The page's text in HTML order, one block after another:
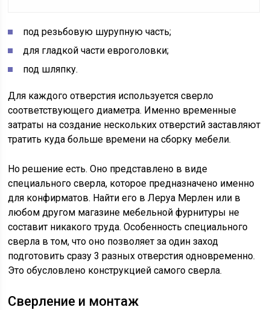
под резьбовую шурупную часть;
для гладкой части евроголовки;
под шляпку.
Для каждого отверстия используется сверло
соответствующего диаметра. Именно временные
затраты на создание нескольких отверстий заставляют
тратить куда больше времени на сборку мебели.
Но решение есть. Оно представлено в виде
специального сверла, которое предназначено именно
для конфирматов. Найти его в Леруа Мерлен или в
любом другом магазине мебельной фурнитуры не
составит никакого труда. Особенность специального
сверла в том, что оно позволяет за один заход
подготовить сразу 3 разных отверстия одновременно.
Это обусловлено конструкцией самого сверла.
Сверление и монтаж